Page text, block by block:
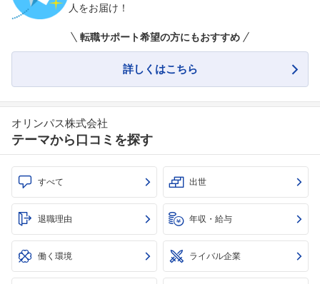
人をお届け！
転職サポート希望の方にもおすすめ
詳しくはこちら
オリンパス株式会社
テーマから口コミを探す
すべて 出世
退職理由 年収・給与
働く環境 ライバル企業